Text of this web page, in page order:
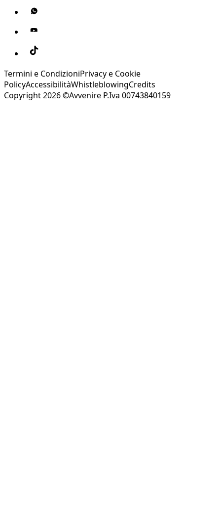
Termini e CondizioniPrivacy e Cookie
PolicyAccessibilitàWhistleblowingCredits
Copyright 2026 ©Avvenire P.Iva 00743840159